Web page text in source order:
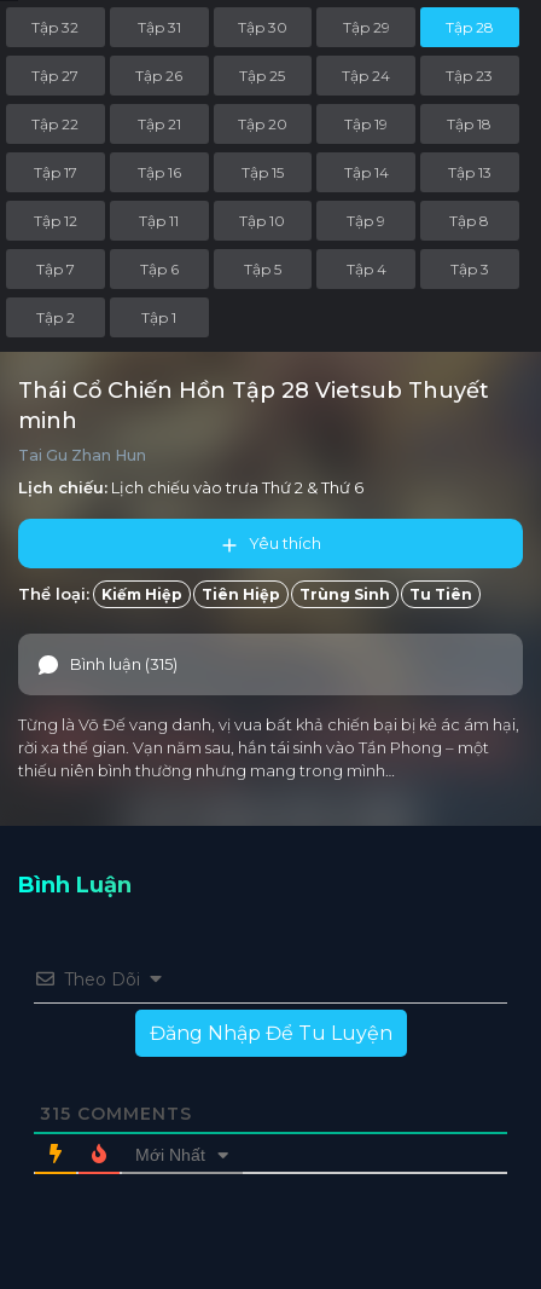
Tập 32 Tập 31 Tập 30 Tập 29 Tập 28
Tập 27 Tập 26 Tập 25 Tập 24 Tập 23
Tập 22 Tập 21 Tập 20 Tập 19 Tập 18
Tập 17 Tập 16 Tập 15 Tập 14 Tập 13
Tập 12 Tập 11 Tập 10 Tập 9 Tập 8
Tập 7 Tập 6 Tập 5 Tập 4 Tập 3
Tập 2 Tập 1
Thái Cổ Chiến Hồn Tập 28 Vietsub Thuyết
minh
Tai Gu Zhan Hun
Lịch chiếu: Lịch chiếu vào trưaThứ 2 &Thứ 6
Yêu thích
Thể loại: Kiếm Hiệp Tiên Hiệp Trùng Sinh Tu Tiên
Bình luận (315)
Từng là Võ Đế vang danh, vị vua bất khả chiến bại bị kẻ ác ám hại,
rời xa thế gian. Vạn năm sau, hắn tái sinh vào Tần Phong – một
thiếu niên bình thường nhưng mang trong mình…
Bình Luận
Theo Dõi
Đăng Nhập Để Tu Luyện
315 COMMENTS
Mới Nhất